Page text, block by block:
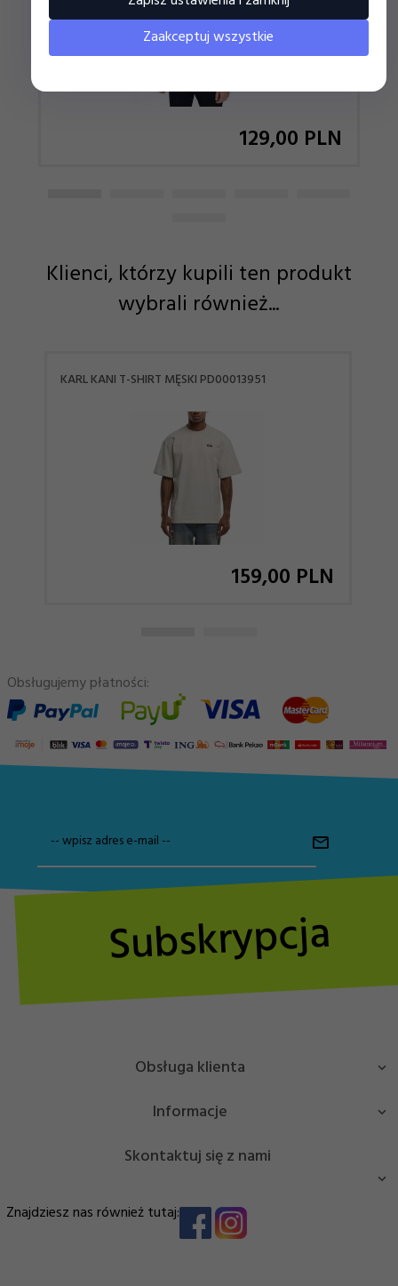
129,00 PLN
Klienci, którzy kupili ten produkt
wybrali również...
KARL KANI T-SHIRT MĘSKI PD00013951
159,00 PLN
Obsługujemy płatności:
-- wpisz adres e-mail --
Subskrypcja
Obsługa klienta
Informacje
Skontaktuj się z nami
napisz!
EDJ Trade Sp. z o.o.
Znajdziesz nas również tutaj:
Zaakceptuj wszystkie